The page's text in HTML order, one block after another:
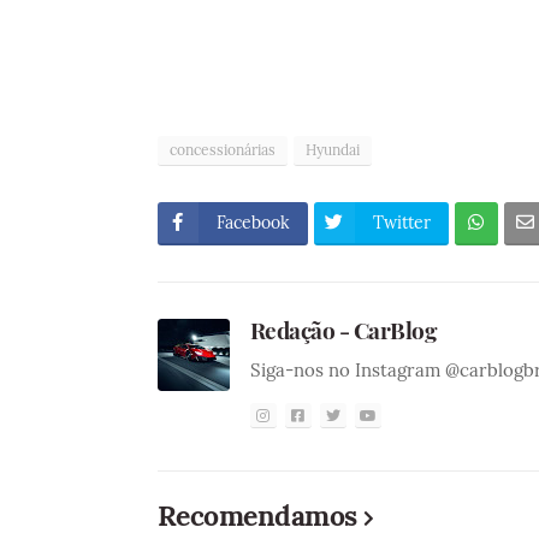
concessionárias Hyundai
Facebook Twitter
Redação - CarBlog
Siga-nos no Instagram
Recomendamos